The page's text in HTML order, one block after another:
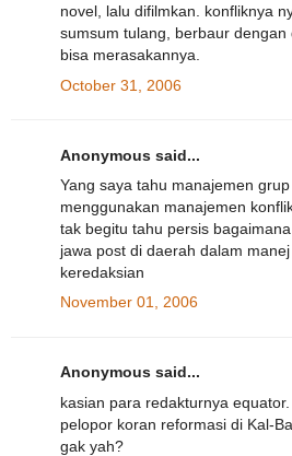
novel, lalu difilmkan. konfliknya
sumsum tulang, berbaur
bisa merasakannya.
October 31, 2006
Anonymous said...
Yang saya tahu manajemen
menggunakan manajemen
tak begitu tahu persis
jawa post di daerah dalam
keredaksian
November 01, 2006
Anonymous said...
kasian para redakturnya
pelopor koran reformasi di Kal-
gak yah?